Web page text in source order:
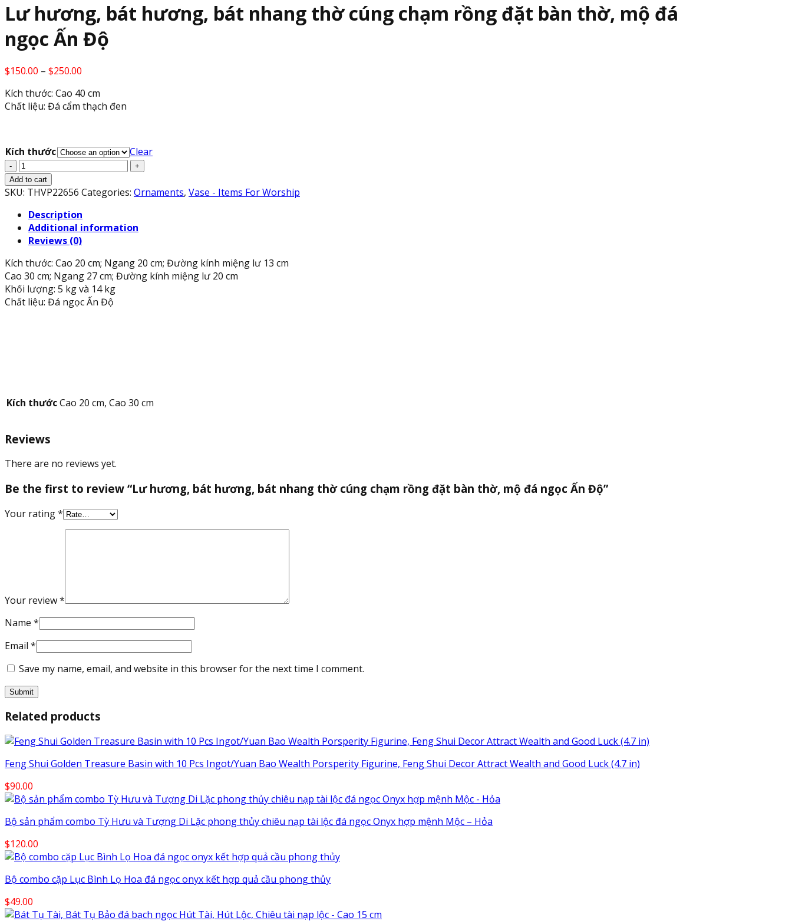
Lư hương, bát hương, bát nhang thờ cúng chạm rồng đặt bàn thờ, mộ đá
ngọc Ấn Độ
$150.00 – $250.00
$150.00
through
Kích thước: Cao 40 cm
Chất liệu: Đá cẩm thạch đen
Kích thước
Clear
Lư
hương,
bát
bát
nhang
thờ
chạm
rồng
đặt
bàn
quantity
Add to cart
SKU: THVP22656 Categories: Ornaments, Vase - Items For Worship
Description
Additional information
Reviews (0)
Kích thước: Cao 20 cm; Ngang 20 cm; Đường kính miệng lư 13 cm
Cao 30 cm; Ngang 27 cm; Đường kính miệng lư 20 cm
Khối lượng: 5 kg và 14 kg
Chất liệu: Đá ngọc Ấn Độ
Kích thướcCao 20 cm, Cao 30 cm
Reviews
There are no reviews yet.
Be the first to review “Lư hương, bát hương, bát nhang thờ cúng chạm rồng đặt bàn thờ, mộ đá ngọc Ấn Độ”
Your rating*
Your review*
Name *
Email *
Save my name, email, and website in this browser for the next time I comment.
Related products
Feng Shui Golden Treasure Basin with 10 Pcs Ingot/Yuan Bao Wealth Porsperity Figurine, Feng Shui Decor Attract Wealth and Good Luck (4.7 in)
$90.00
Bộ sản phẩm combo Tỳ Hưu và Tượng Di Lặc phong thủy chiêu nạp tài lộc đá ngọc Onyx hợp mệnh Mộc – Hỏa
$120.00
Bộ combo cặp Lục Bình Lọ Hoa đá ngọc onyx kết hợp quả cầu phong thủy
$49.00